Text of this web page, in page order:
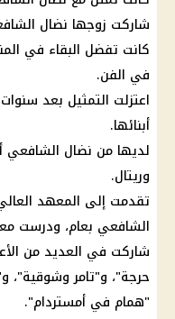
شاركت زوجها نضال
كانت تفضل البقاء في
في الفن.
اعتزلت التمثيل بعد
أبنائها.
لديها من نضال الشافعي
وريتال.
تقدمت إلى المعهد
الشافعي بعام، ودرست
شاركت في العديد من
حرجة"، و"تامر وشوقية"،
"همام في أمستردام".